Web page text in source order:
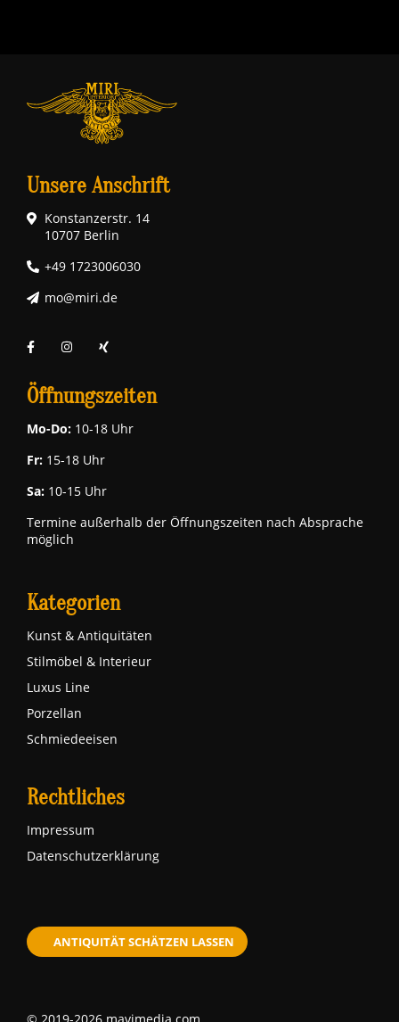
Unsere Anschrift
Konstanzerstr. 14
10707 Berlin
+49 1723006030
mo@miri.de
Öffnungszeiten
Mo-Do: 10-18 Uhr
Fr: 15-18 Uhr
Sa: 10-15 Uhr
Termine außerhalb der Öffnungszeiten nach Absprache
möglich
Kategorien
Kunst & Antiquitäten
Stilmöbel & Interieur
Luxus Line
Porzellan
Schmiedeeisen
Rechtliches
Impressum
Datenschutzerklärung
ANTIQUITÄT SCHÄTZEN LASSEN